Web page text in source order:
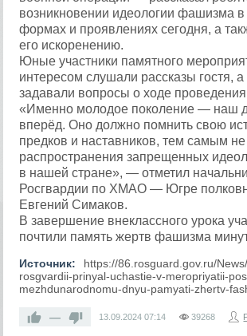
возникновении идеологии фашизма в
формах и проявлениях сегодня, а
его искоренению.
Юные участники памятного
интересом слушали рассказы гостя, а
задавали вопросы о ходе
«Именно молодое поколение — наш
вперёд. Оно должно помнить свою
предков и наставников, тем самым не
распространения запрещенных
в нашей стране», — отметил
Росгвардии по ХМАО — Югре
Евгений Симаков.
В завершение внеклассного урока
почтили память жертв фашизма
Источник:
https://86.rosguard.gov.ru/
rosgvardii-prinyal-uchastie-v-meropriyatii-
mezhdunarodnomu-dnyu-pamyati-zhertv-
— 13.09.2024 07:14 39268